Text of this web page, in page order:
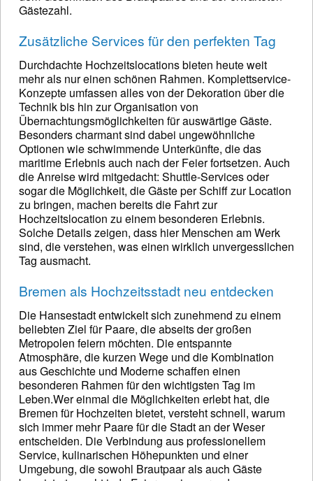
Gästezahl.
Zusätzliche Services für den perfekten Tag
Durchdachte Hochzeitslocations bieten heute weit
mehr als nur einen schönen Rahmen. Komplettservice-
Konzepte umfassen alles von der Dekoration über die
Technik bis hin zur Organisation von
Übernachtungsmöglichkeiten für auswärtige Gäste.
Besonders charmant sind dabei ungewöhnliche
Optionen wie schwimmende Unterkünfte, die das
maritime Erlebnis auch nach der Feier fortsetzen. Auch
die Anreise wird mitgedacht: Shuttle-Services oder
sogar die Möglichkeit, die Gäste per Schiff zur Location
zu bringen, machen bereits die Fahrt zur
Hochzeitslocation zu einem besonderen Erlebnis.
Solche Details zeigen, dass hier Menschen am Werk
sind, die verstehen, was einen wirklich unvergesslichen
Tag ausmacht.
Bremen als Hochzeitsstadt neu entdecken
Die Hansestadt entwickelt sich zunehmend zu einem
beliebten Ziel für Paare, die abseits der großen
Metropolen feiern möchten. Die entspannte
Atmosphäre, die kurzen Wege und die Kombination
aus Geschichte und Moderne schaffen einen
besonderen Rahmen für den wichtigsten Tag im
Leben.Wer einmal die Möglichkeiten erlebt hat, die
Bremen für Hochzeiten bietet, versteht schnell, warum
sich immer mehr Paare für die Stadt an der Weser
entscheiden. Die Verbindung aus professionellem
Service, kulinarischen Höhepunkten und einer
Umgebung, die sowohl Brautpaar als auch Gäste